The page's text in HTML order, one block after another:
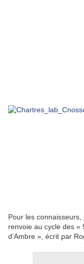
Pour les connaisseurs,
renvoie au cycle des «
d’Ambre », écrit par